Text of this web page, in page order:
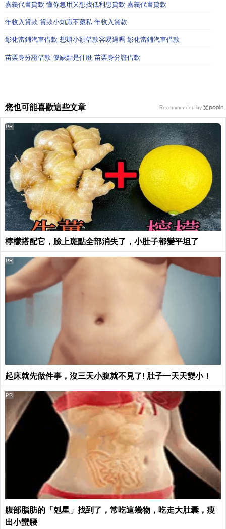
嘉義代書貸款 懂你急用又想找低利息貸款 嘉義代書貸款
年收入貸款 貸款小知識不藏私 年收入貸款
彰化當鋪汽車借款 想辦小額借款容易過嗎 彰化當鋪汽車借款
苗栗身分證借款 優缺點是什麼 苗栗身分證借款
您也可能喜歡這些文章
檸檬搭配它，臉上斑點全部消失了，小肚子都變平坦了
PR
起床就先做件事，沒三天小腹就不見了! 肚子一天天變小！
PR
腹部脂肪的「剋星」找到了，常吃這幾物，吃走大肚囊，瘦
出小蠻腰
PR
Recommended by